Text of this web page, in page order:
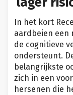
In het kort
aardbeien een
de cognitieve
ondersteunt.
belangrijkste
zich in een
hersenen die